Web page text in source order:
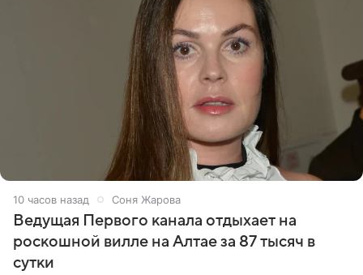
10 часов назад Соня Жарова
Ведущая Первого канала отдыхает на
роскошной вилле на Алтае за 87 тысяч в
сутки